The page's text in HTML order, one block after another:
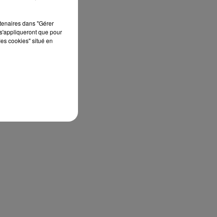
dans "Gérer
que pour
cookies" situé en